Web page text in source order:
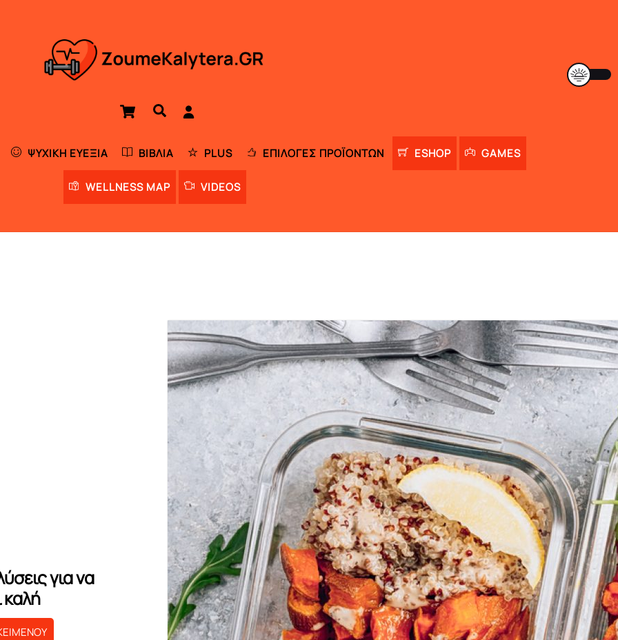
Cart Αναζήτηση
ΨΥΧΙΚΉ ΕΥΕΞΊΑ ΒΙΒΛΊΑ PLUS ΕΠΙΛΟΓΈΣ ΠΡΟΪΌΝΤΩΝ ESHOP GAMES
WELLNESS MAP VIDEOS
για να
καλή